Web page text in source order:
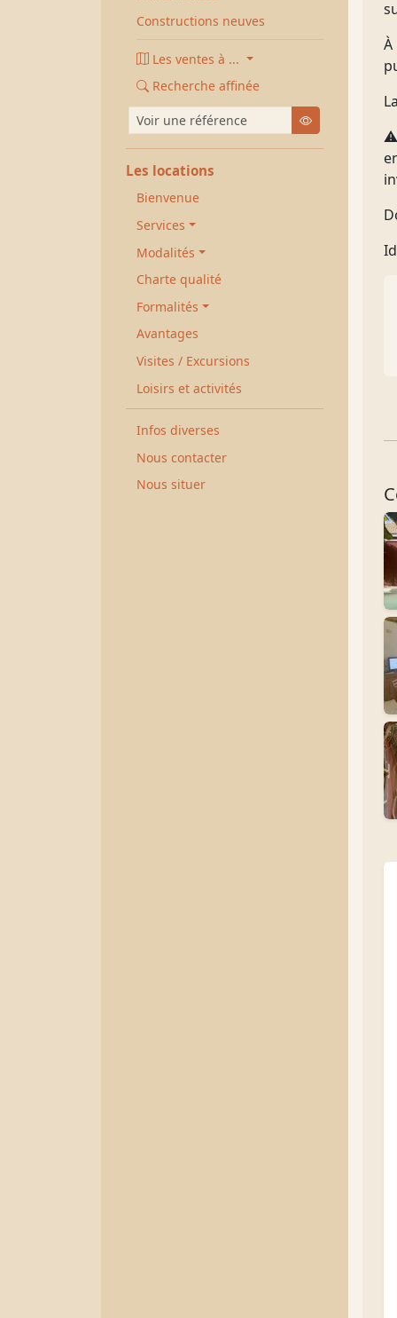
Constructions neuves
Les ventes à ...
Recherche affinée
Voir une référence Chercher
Les locations
Bienvenue
Services
Modalités
Charte qualité
Formalités
Avantages
Visites / Excursions
Loisirs et activités
Infos diverses
Nous contacter
Nous situer
À
⚠️